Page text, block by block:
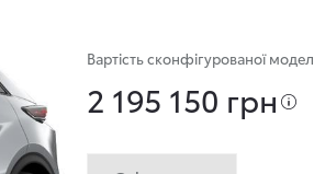
Вартість сконфігурованої
2 195 150 грн